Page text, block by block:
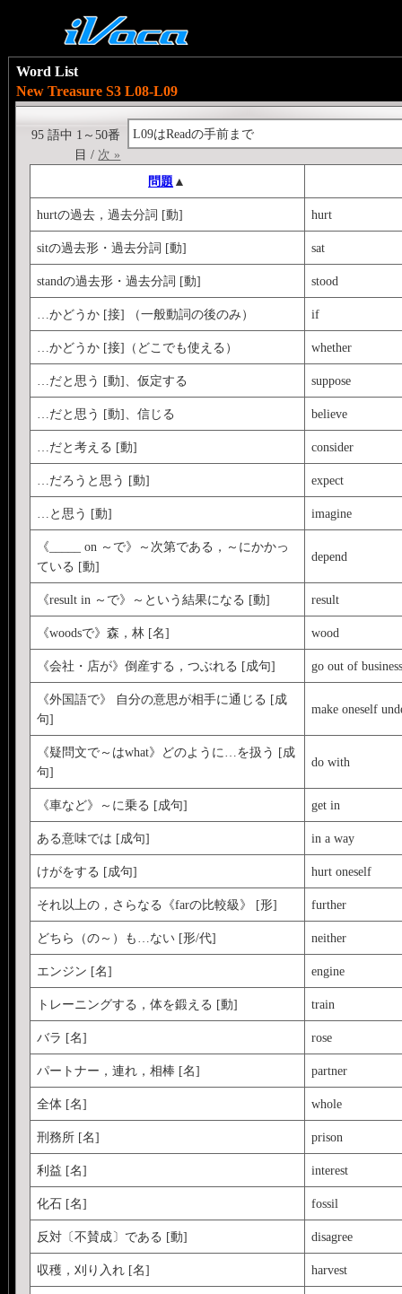
Word List
New Treasure S3 L08-L09
L09はReadの手前まで
95 語中 1～50番
目 / 次 »
問題 ▲
hurtの過去，過去分詞 [動] hurt
sitの過去形・過去分詞 [動] sat
standの過去形・過去分詞 [動] stood
…かどうか [接] （一般動詞の後のみ） if
…かどうか [接]（どこでも使える） whether
…だと思う [動]、仮定する suppose
…だと思う [動]、信じる believe
…だと考える [動] consider
…だろうと思う [動] expect
…と思う [動] imagine
《_____ on ～で》～次第である，～にかかっ
ている [動]
depend
《result in ～で》～という結果になる [動] result
《woodsで》森，林 [名] wood
《会社・店が》倒産する，つぶれる [成句] go out of business
《外国語で》 自分の意思が相手に通じる [成
句]
make oneself
《疑問文で～はwhat》どのように…を扱う [成
句]
do with
《車など》～に乗る [成句] get in
ある意味では [成句] in a way
けがをする [成句] hurt oneself
それ以上の，さらなる《farの比較級》 [形] further
どちら（の～）も…ない [形/代] neither
エンジン [名] engine
トレーニングする，体を鍛える [動] train
バラ [名] rose
パートナー，連れ，相棒 [名] partner
全体 [名] whole
刑務所 [名] prison
利益 [名] interest
化石 [名] fossil
反対〔不賛成〕である [動] disagree
収穫，刈り入れ [名] harvest